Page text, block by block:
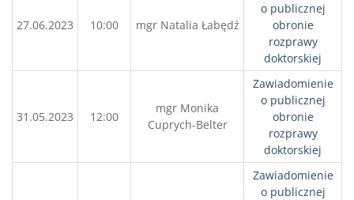
27.06.2023 10:00 mgr Natalia Łabędź
o publicznej
obronie
rozprawy
doktorskiej
31.05.2023 12:00
mgr Monika
Cuprych-Belter
Zawiadomienie
o publicznej
obronie
rozprawy
doktorskiej
Zawiadomienie
o publicznej